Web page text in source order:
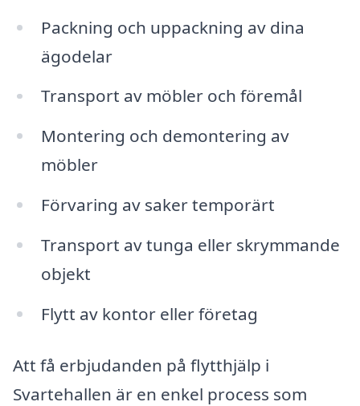
Packning och uppackning av dina
ägodelar
Transport av möbler och föremål
Montering och demontering av
möbler
Förvaring av saker temporärt
Transport av tunga eller skrymmande
objekt
Flytt av kontor eller företag
Att få erbjudanden på flytthjälp i
Svartehallen är en enkel process som